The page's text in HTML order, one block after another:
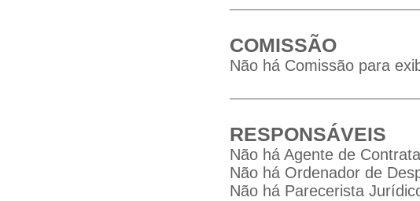
COMISSÃO
Não há Comissão para
RESPONSÁVEIS
Não há Agente de
Não há Ordenador de
Não há Parecerista